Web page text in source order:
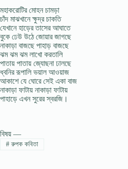
মহাকরােটির মােহন চামড়া
চাঁদ মাঝখানে ক্ষুদ্র চাকতি
যেখানে হাড়ের তাসের আঘাতে
বুকে ঢেউ উঠে জোয়ার জাগছে
নাকাড়া বাজছে পাহাড় বাজছে
ঝম ঝম ঝম লাখাে করতালি
পাতায় পাতায় জ্যোছনা ঢালছে
ধ্বনির রূপালি ভয়াল আওয়াজ
আকাশে যে ঘােরে সেই একা বাজ
নাকাড়া ফাটায় নাকাড়া ফাটায়
পাহাড়ে এখন সুরের স্বরজি।
বিষয় —
#রুপক কবিতা